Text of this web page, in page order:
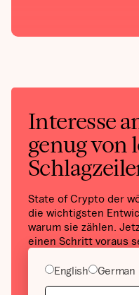
Interesse
genug von
State of Crypto der
die wichtigsten
warum sie zählen.
einen Schritt voraus
English German